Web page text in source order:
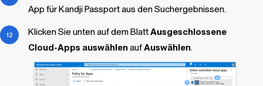
App für Kandji Passport aus den Suchergebnissen.
Klicken Sie unten auf dem BlattAusgeschlossene
Cloud-Apps auswählenaufAuswählen.